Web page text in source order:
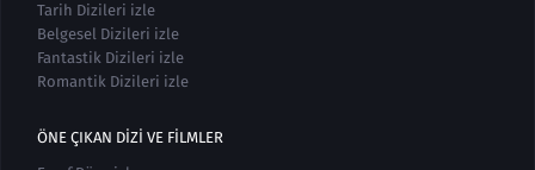
Tarih Dizileri izle
Belgesel Dizileri izle
Fantastik Dizileri izle
Romantik Dizileri izle
ÖNE ÇIKAN DIZI VE FILMLER